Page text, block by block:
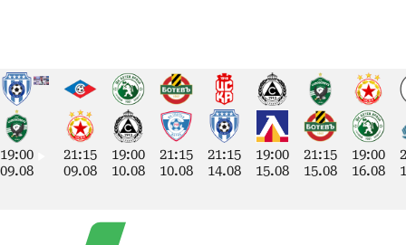
19:00
09.08
21:15
09.08
19:00
10.08
21:15
10.08
21:15
14.08
19:00
15.08
21:15
15.08
19:00
16.08